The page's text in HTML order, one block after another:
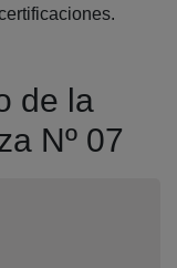
de la
Nº 07